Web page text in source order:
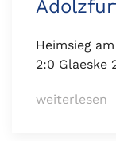
Heimsieg am
2:0 Glaeske
weiterlesen